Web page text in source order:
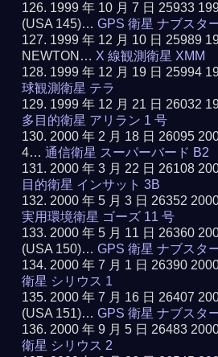
1999 年 10 月 7 日 25933
(USA 145)…GPS 衛星 ナブスタ
1999 年 12 月 10 日 25989
NEWTON… X 線観測衛星 XMM
1999 年 12 月 19 日 25994
球観測衛星 テラ
1999 年 12 月 21 日 26032
多目的衛星 アリラン 1 号
2000 年 2 月 18 日 26095
4…通信衛星 スーパーバード B2
2000 年 3 月 22 日 26108
目的衛星 インサット 3B
2000 年 5 月 3 日 26352
実用環境衛星 ゴーズ 11 号
2000 年 5 月 11 日 26360
(USA 150)…GPS 衛星 ナブスタ
2000 年 7 月 1 日 26390
衛星 シリウス 1
2000 年 7 月 16 日 26407
(USA 151)…GPS 衛星 ナブスタ
2000 年 9 月 5 日 26483
衛星 シリウス 2